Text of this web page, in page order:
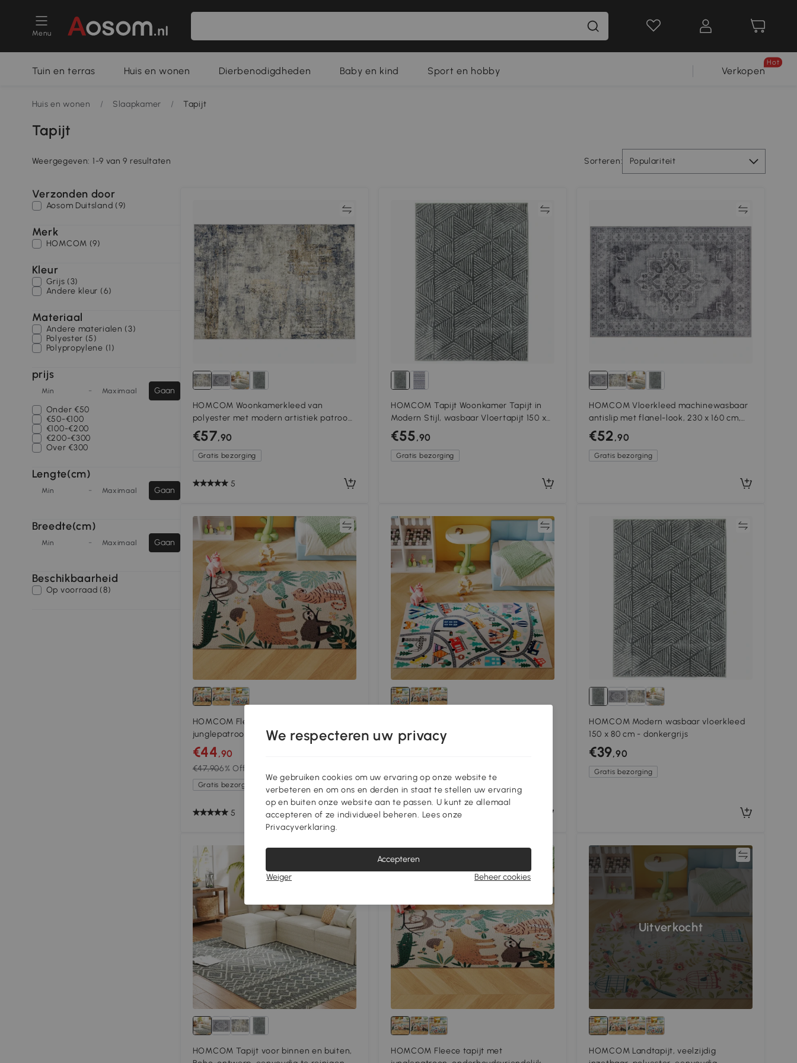
Menu
Tuin en terras Huis en wonen Dierbenodigdheden Baby en kind Sport en hobby Verkopen
Hot
Huis en wonen / Slaapkamer / Tapijt
Tapijt
Weergegeven: 1-9 van 9 resultaten Sorteren: Populariteit
Verzonden door
Aosom Duitsland (9)
Merk
HOMCOM (9)
Kleur
Grijs (3)
Andere kleur (6)
Materiaal
Andere materialen (3)
Polyester (5)
Polypropylene (1)
prijs
Min - Maximaal
Gaan
Onder €50
€50-€100
€100-€200
€200-€300
Over€300
Lengte(cm)
Min - Maximaal Gaan
Breedte(cm)
Min - Maximaal Gaan
Beschikbaarheid
Op voorraad (8)
HOMCOM Woonkamerkleed van
polyester met modern artistiek patroon,
wasbaar, grijs
€57,90
Gratis bezorging
5
Vergelijk
HOMCOM Tapijt Woonkamer Tapijt in
Modern Stijl, wasbaar Vloertapijt 150 x
80 cm Donkergrijs
€55,90
Gratis bezorging
HOMCOM Vloerkleed machinewasbaar
antislip met flanel-look, 230 x 160 cm,
grijs
€52,90
Gratis bezorging
Vergelijk
HOMCOM Fleece-tapijt met
junglepatroon, onderhoudsvriendelijk,
crème + gekleurd
€44,90
€47,906% Off
Gratis bezorging
5
patroon, witte achtergrond, zacht
fleece, onderhoudsvriendelijk, Kleurrijk
Gratis bezorging
Vergelijk
HOMCOM Modern wasbaar vloerkleed
150 x 80 cm - donkergrijs
€39,90
Gratis bezorging
HOMCOM Tapijt voor binnen en buiten,
HOMCOM Fleece tapijt met
Uitverkocht
HOMCOM Landtapijt, veelzijdig
We respecteren uw privacy
We gebruiken cookies om uw ervaring op onze website te
verbeteren en om ons en derden in staat te stellen uw ervaring
op en buiten onze website aan te passen. U kunt ze allemaal
accepteren of ze individueel beheren. Lees onze
Privacyverklaring.
Accepteren
Weiger
Beheer cookies